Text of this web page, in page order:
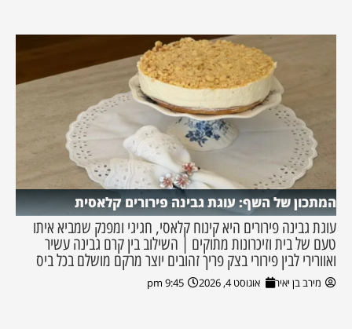
המתכון של השף: עוגת גבינה פירורים קלאסית
עוגת גבינה פירורים היא קינוח קלאסי, חגיגי ומפנק שמביא איתו
טעם של בית וזיכרונות מתוקים | השילוב בין קרם גבינה עשיר
ואוורירי לבין פירורי בצק פריך זהובים יוצר מרקם מושלם בכל ביס
מירב בן יאיר אוגוסט 4, 2026 9:45 pm